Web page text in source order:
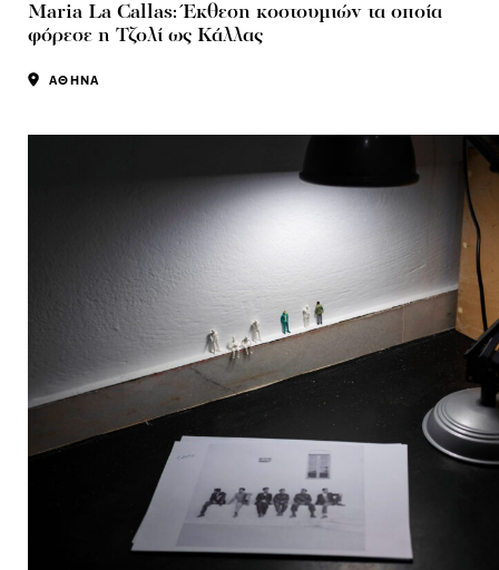
Μaria La Callas: Έκθεση κοστουμιών τα οποία
φόρεσε η Τζολί ως Κάλλας
ΑΘΗΝΑ